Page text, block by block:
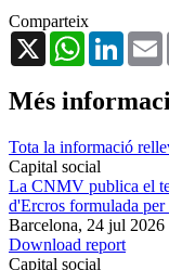
Comparteix
X
WhatsApp
Més
Tota la informació
Capital social
La CNMV publica el
d'Ercros formulada
Barcelona, 24 jul 2026
Download report
Capital social